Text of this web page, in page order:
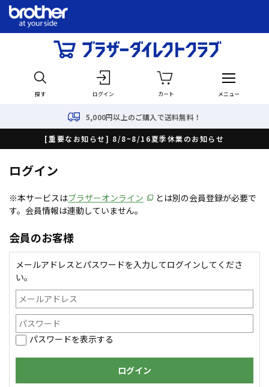
探す ログイン カート メニュー
5,000円以上のご購入で送料無料！
[重要なお知らせ] 8/8~8/16夏季休業のお知らせ
ログイン
※本サービスはブラザーオンライン
とは別の会員登録が必要で
す。会員情報は連動していません。
会員のお客様
メールアドレスとパスワードを入力してログインしてくださ
い。
パスワードを表示する